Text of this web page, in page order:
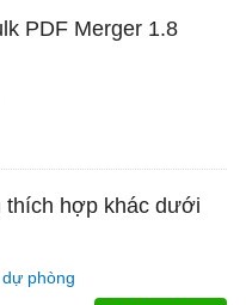
PDF Merger 1.8
thích hợp khác dưới
phòng